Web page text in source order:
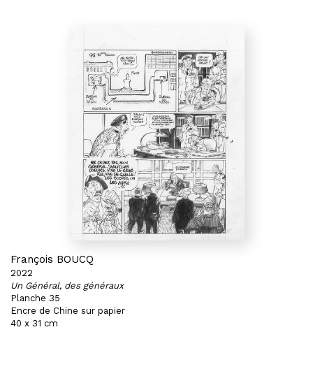
François BOUCQ
2022
Un Général, des généraux
Planche 35
Encre de Chine sur papier
40 x 31 cm